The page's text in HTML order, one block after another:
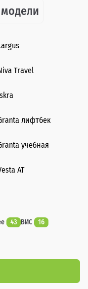
Travel
лифтбек
учебная
AT
43 ВИС
16